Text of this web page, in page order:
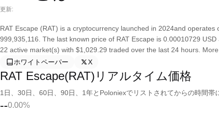
更新:
RAT Escape (RAT) is a cryptocurrency launched in 2024and
999,935,116. The last known price of RAT Escape is 0.00010729
22 active market(s) with $1,029.29 traded over the last 24 hours.
ホワイトペーパー
X
RAT Escape(RAT)リアルタイム価格
1日、30日、60日、90日、1年とPoloniexでリストされてからの時間
--0.00%